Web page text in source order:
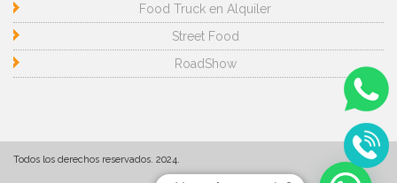
Food Truck en Alquiler
Street Food
RoadShow
Todos los derechos reservados. 2024.